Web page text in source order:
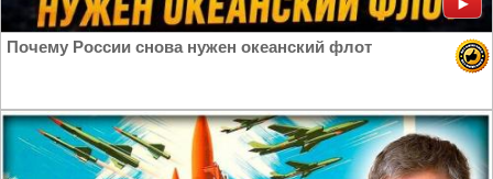
Почему России снова нужен океанский флот